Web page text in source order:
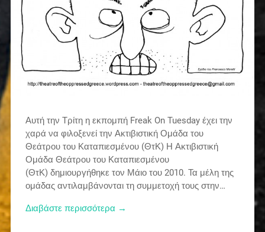
Αυτή την Τρίτη η εκπομπή Freak On Tuesday έχει την
χαρά να φιλοξενεί την Ακτιβιστική Ομάδα του
Θεάτρου του Καταπιεσμένου (ΘτΚ) Η Ακτιβιστική
Ομάδα Θεάτρου του Καταπιεσμένου
(ΘτΚ) δημιουργήθηκε τον Μάιο του 2010. Τα μέλη της
ομάδας αντιλαμβάνονται τη συμμετοχή τους στην…
Διαβάστε περισσότερα →